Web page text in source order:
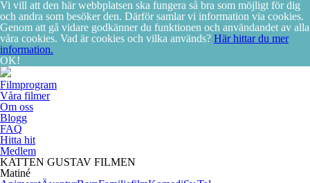
Vi vill att den här webbplatsen ska fungera så bra som möjligt för dig
och andra som besöker den. Därför samlar vi information via cookies.
Genom att gå vidare godkänner du funktionen och användandet av alla
våra cookies. Vad är cookies och vilka används? Här hittar du mer
information.
OK!
Filmprogram
Våra filmer
Om oss
Blogg
FAQ
Hitta hit
Medlem
KATTEN GUSTAV FILMEN
Matiné